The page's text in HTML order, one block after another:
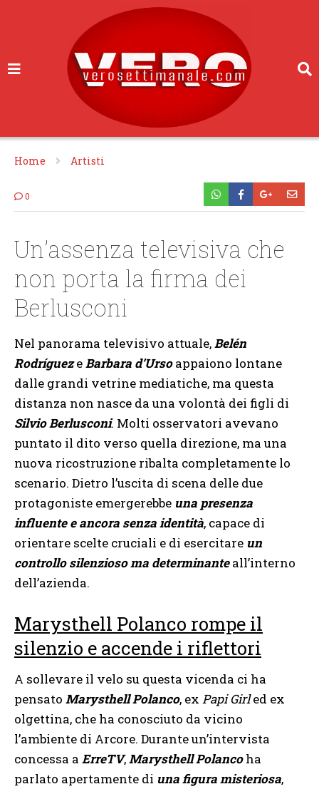
Home Artisti
0
Un’assenza televisiva che
non porta la firma dei
Berlusconi
Nel panorama televisivo attuale,Belén
RodríguezeBarbara d’Ursoappaiono lontane
dalle grandi vetrine mediatiche, ma questa
distanza non nasce da una volontà dei figli di
Silvio Berlusconi. Molti osservatori avevano
puntato il dito verso quella direzione, ma una
nuova ricostruzione ribalta completamente lo
scenario. Dietro l’uscita di scena delle due
protagoniste emergerebbe una presenza
influente e ancora senza identità, capace di
orientare scelte cruciali e di esercitare un
controllo silenzioso ma determinanteall’interno
dell’azienda.
Marysthell Polanco rompe il
silenzio e accende i riflettori
A sollevare il velo su questa vicenda ci ha
pensato Marysthell Polanco, ex Papi Girled ex
olgettina, che ha conosciuto da vicino
l’ambiente di Arcore. Durante un’intervista
concessa a ErreTV,Marysthell Polancoha
parlato apertamente di una figura misteriosa,